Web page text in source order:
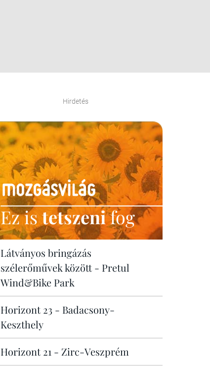
Hirdetés
Ez istetszenifog
Látványos bringázás
szélerőművek között - Pretul
Wind&Bike Park
Horizont 23 - Badacsony-
Keszthely
Horizont 21 - Zirc-Veszprém